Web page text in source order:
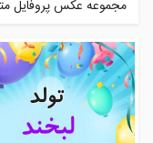
مجموعه عکس پروفایل